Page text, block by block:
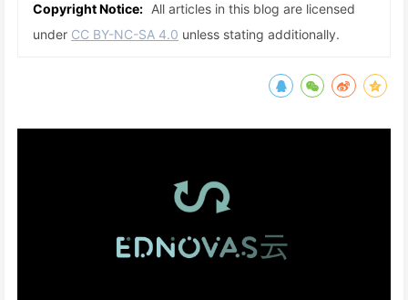
Copyright Notice: All articles in this blog are licensed
under CC BY-NC-SA 4.0 unless stating additionally.